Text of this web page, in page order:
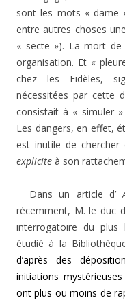
sont les mots « dame
entre autres choses
« sec­te »). La mort
organisation. Et «
chez les Fidèles,
nécessitées par cette
consistait à « simuler
Les dangers, en effet,
est inutile de chercher
explicite à son
Dans un article d’
récemment, M. le duc
interrogatoire du
étudié à la
d’après des
initiations
ont plus ou moins de